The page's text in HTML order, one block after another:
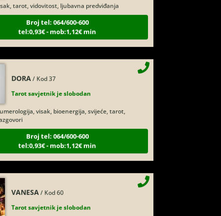
Broj tel: 064/600-600
tel:0,93€ - mob:1,12€ min
DORA/ Kod 37
Tarot savjetnik je slobodan
visak, bioenergija, svijeće, tarot,
tel:0,93€ - mob:1,12€ min
VANESA/ Kod 60
Tarot savjetnik je slobodan